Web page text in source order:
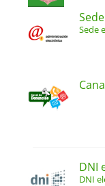
Sede
DNI
DNI